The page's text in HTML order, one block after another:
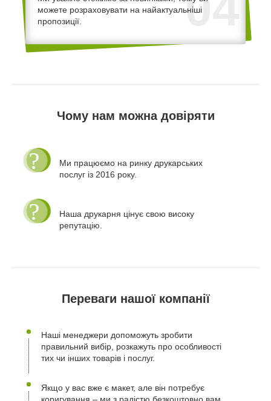
можете розраховувати на найактуальніші
пропозиції.
Чому нам можна довіряти
Ми працюємо на ринку друкарських
послуг із 2016 року.
Наша друкарня цінує свою високу
репутацію.
Переваги нашої компанії
Наші менеджери допоможуть зробити
правильний вибір, розкажуть про особливості
тих чи інших товарів і послуг.
Якщо у вас вже є макет, але він потребує